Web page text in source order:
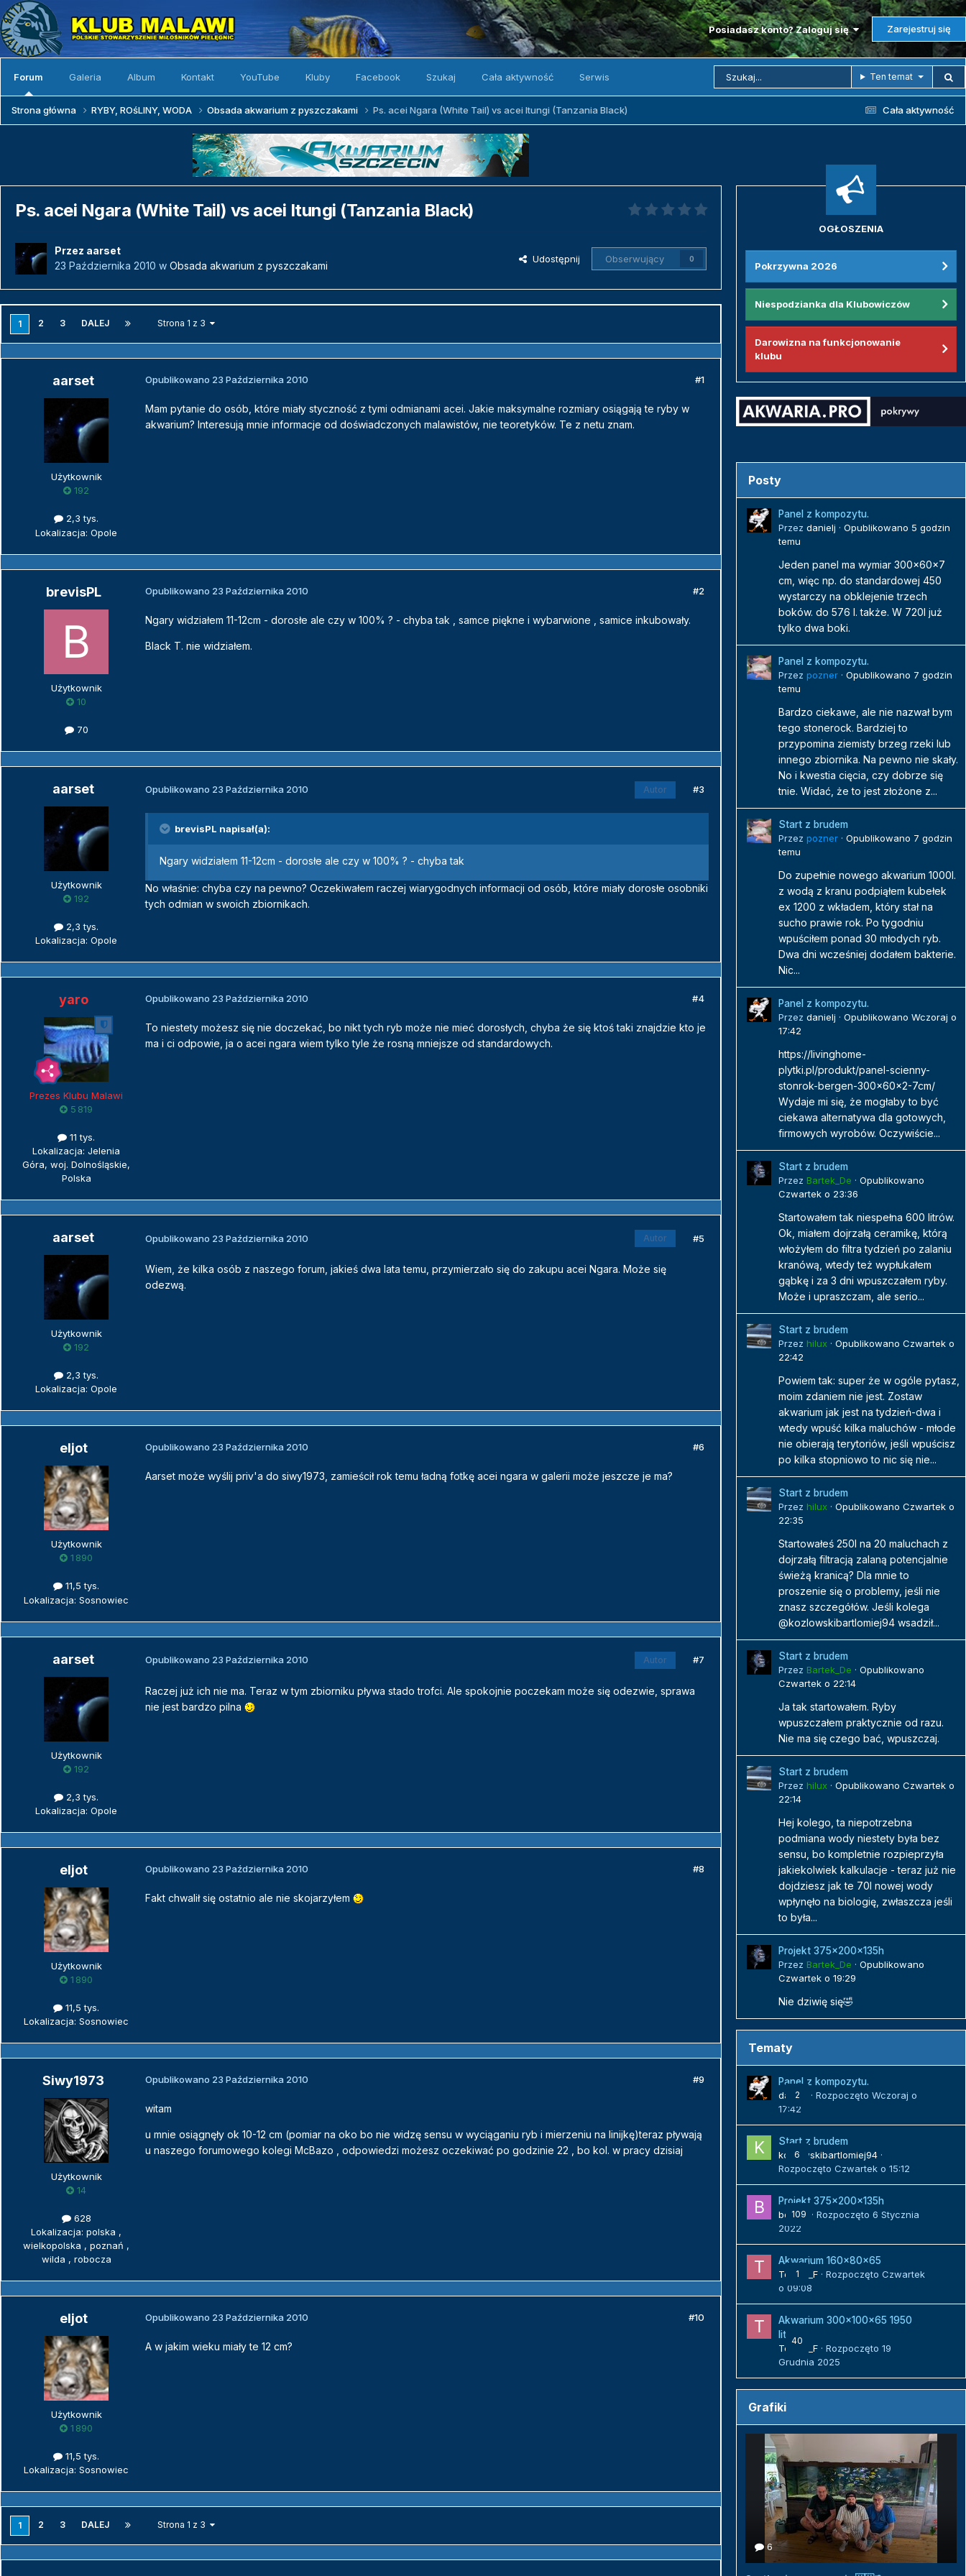
Posiadasz konto? Zaloguj się Zarejestruj się
Forum Galeria Album Kontakt YouTube Kluby Facebook Szukaj Cała aktywność Serwis Ten temat
Cała aktywność
Strona główna RYBY, ROśLINY, WODA Obsada akwarium z pyszczakami Ps. acei Ngara (White Tail) vs acei Itungi (Tanzania Black)
Ps. acei Ngara (White Tail) vs acei Itungi (Tanzania Black)
Przez aarset
23 Października 2010 w Obsada akwarium z pyszczakami
Udostępnij Obserwujący 0
1 2 3 DALEJ Strona 1 z 3
aarset
Użytkownik
192
2,3 tys.
Lokalizacja: Opole
#1
Opublikowano 23 Października 2010
Mam pytanie do osób, które miały styczność z tymi odmianami acei. Jakie maksymalne rozmiary osiągają te ryby w
akwarium? Interesują mnie informacje od doświadczonych malawistów, nie teoretyków. Te z netu znam.
brevisPL
Użytkownik
10
70
#2
Opublikowano 23 Października 2010
Ngary widziałem 11-12cm - dorosłe ale czy w 100% ? - chyba tak , samce piękne i wybarwione , samice inkubowały.
Black T. nie widziałem.
aarset
Użytkownik
192
2,3 tys.
Lokalizacja: Opole
Autor #3
Opublikowano 23 Października 2010
brevisPL napisał(a):
Ngary widziałem 11-12cm - dorosłe ale czy w 100% ? - chyba tak
No właśnie: chyba czy na pewno? Oczekiwałem raczej wiarygodnych informacji od osób, które miały dorosłe osobniki
tych odmian w swoich zbiornikach.
yaro
Prezes Klubu Malawi
5 819
11 tys.
Lokalizacja: Jelenia
Góra, woj. Dolnośląskie,
Polska
#4
Opublikowano 23 Października 2010
To niestety możesz się nie doczekać, bo nikt tych ryb może nie mieć dorosłych, chyba że się ktoś taki znajdzie kto je
ma i ci odpowie, ja o acei ngara wiem tylko tyle że rosną mniejsze od standardowych.
aarset
Użytkownik
192
2,3 tys.
Lokalizacja: Opole
Autor #5
Opublikowano 23 Października 2010
Wiem, że kilka osób z naszego forum, jakieś dwa lata temu, przymierzało się do zakupu acei Ngara. Może się
odezwą.
eljot
Użytkownik
1 890
11,5 tys.
Lokalizacja: Sosnowiec
#6
Opublikowano 23 Października 2010
Aarset może wyślij priv'a do siwy1973, zamieścił rok temu ładną fotkę acei ngara w galerii może jeszcze je ma?
aarset
Użytkownik
192
2,3 tys.
Lokalizacja: Opole
Autor #7
Opublikowano 23 Października 2010
Raczej już ich nie ma. Teraz w tym zbiorniku pływa stado trofci. Ale spokojnie poczekam może się odezwie, sprawa
nie jest bardzo pilna
eljot
Użytkownik
1 890
11,5 tys.
Lokalizacja: Sosnowiec
#8
Opublikowano 23 Października 2010
Fakt chwalił się ostatnio ale nie skojarzyłem
Siwy1973
Użytkownik
14
628
Lokalizacja: polska ,
wielkopolska , poznań ,
wilda , robocza
#9
Opublikowano 23 Października 2010
witam
u mnie osiągnęły ok 10-12 cm (pomiar na oko bo nie widzę sensu w wyciąganiu ryb i mierzeniu na linijkę)teraz pływają
u naszego forumowego kolegi McBazo , odpowiedzi możesz oczekiwać po godzinie 22 , bo kol. w pracy dzisiaj
eljot
Użytkownik
1 890
11,5 tys.
Lokalizacja: Sosnowiec
#10
Opublikowano 23 Października 2010
A w jakim wieku miały te 12 cm?
1 2 3 DALEJ Strona 1 z 3
OGŁOSZENIA
Pokrzywna 2026
Niespodzianka dla Klubowiczów
Darowizna na funkcjonowanie
klubu
Posty
Panel z kompozytu.
Przez danielj · Opublikowano 5 godzin
temu
Jeden panel ma wymiar 300x60x7
cm, więc np. do standardowej 450
wystarczy na obklejenie trzech
boków. do 576 l. także. W 720l już
tylko dwa boki.
Panel z kompozytu.
Przez pozner · Opublikowano 7 godzin
temu
Bardzo ciekawe, ale nie nazwał bym
tego stonerock. Bardziej to
przypomina ziemisty brzeg rzeki lub
innego zbiornika. Na pewno nie skały.
No i kwestia cięcia, czy dobrze się
tnie. Widać, że to jest złożone z...
Start z brudem
Przez pozner · Opublikowano 7 godzin
temu
Do zupełnie nowego akwarium 1000l.
z wodą z kranu podpiąłem kubełek
ex 1200 z wkładem, który stał na
sucho prawie rok. Po tygodniu
wpuściłem ponad 30 młodych ryb.
Dwa dni wcześniej dodałem bakterie.
Nic...
Panel z kompozytu.
Przez danielj · Opublikowano Wczoraj o
17:42
https://livinghome-
plytki.pl/produkt/panel-scienny-
stonrok-bergen-300x60x2-7cm/
Wydaje mi się, że mogłaby to być
ciekawa alternatywa dla gotowych,
firmowych wyrobów. Oczywiście...
Start z brudem
Przez Bartek_De · Opublikowano
Czwartek o 23:36
Startowałem tak niespełna 600 litrów.
Ok, miałem dojrzałą ceramikę, którą
włożyłem do filtra tydzień po zalaniu
kranówą, wtedy też wypłukałem
gąbkę i za 3 dni wpuszczałem ryby.
Może i upraszczam, ale serio...
Start z brudem
Przez hilux · Opublikowano Czwartek o
22:42
Powiem tak: super że w ogóle pytasz,
moim zdaniem nie jest. Zostaw
akwarium jak jest na tydzień-dwa i
wtedy wpuść kilka maluchów - młode
nie obierają terytoriów, jeśli wpuścisz
po kilka stopniowo to nic się nie...
Start z brudem
Przez hilux · Opublikowano Czwartek o
22:35
Startowałeś 250l na 20 maluchach z
dojrzałą filtracją zalaną potencjalnie
świeżą kranicą? Dla mnie to
proszenie się o problemy, jeśli nie
znasz szczegółów. Jeśli kolega
@kozlowskibartlomiej94 wsadził...
Start z brudem
Przez Bartek_De · Opublikowano
Czwartek o 22:14
Ja tak startowałem. Ryby
wpuszczałem praktycznie od razu.
Nie ma się czego bać, wpuszczaj.
Start z brudem
Przez hilux · Opublikowano Czwartek o
22:14
Hej kolego, ta niepotrzebna
podmiana wody niestety była bez
sensu, bo kompletnie rozpieprzyła
jakiekolwiek kalkulacje - teraz już nie
dojdziesz jak te 70l nowej wody
wpłynęło na biologię, zwłaszcza jeśli
to była...
Projekt 375x200x135h
Przez Bartek_De · Opublikowano
Czwartek o 19:29
Nie dziwię się🤣
Tematy
2
Panel z kompozytu.
danielj
· Rozpoczęto Wczoraj o
17:42
6
Start z brudem
kozlowskibartlomiej94 ·
Rozpoczęto Czwartek o 15:12
109
Projekt 375x200x135h
bojack · Rozpoczęto 6 Stycznia
2022
1
Akwarium 160x80x65
Tomek_F · Rozpoczęto Czwartek
o 09:08
40
Akwarium 300x100x65 1950
litrów
Tomek_F · Rozpoczęto 19
Grudnia 2025
Grafiki
6